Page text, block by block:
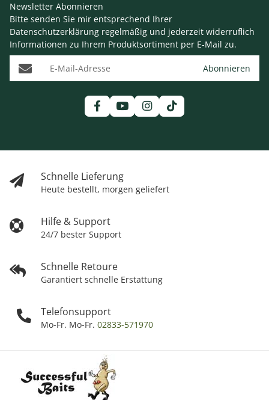
Schnelle Lieferung
Heute bestellt, morgen geliefert
Hilfe & Support
24/7 bester Support
Schnelle Retoure
Garantiert schnelle Erstattung
Telefonsupport
Mo-Fr. Mo-Fr. 02833-571970
Newsletter Abonnieren
Bitte senden Sie mir entsprechend Ihrer
Datenschutzerklärung regelmäßig und jederzeit widerruflich
Informationen zu Ihrem Produktsortiment per E-Mail zu.
E-Mail-Adresse Abonnieren